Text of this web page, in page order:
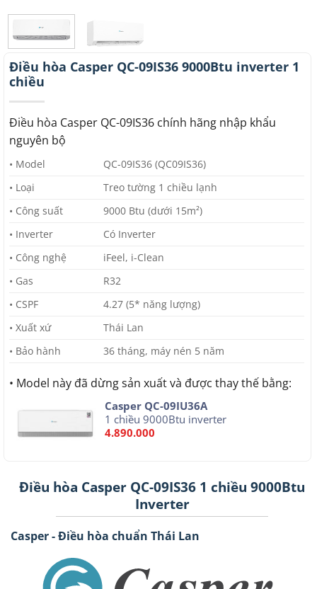
Điều hòa Casper QC-09IS36 9000Btu inverter 1
chiều
Điều hòa Casper QC-09IS36 chính hãng nhập khẩu
nguyên bộ
• Model
QC-09IS36 (QC09IS36)
• Loại
Treo tường 1 chiều lạnh
• Công suất
9000 Btu (dưới 15m²)
• Inverter
Có Inverter
• Công nghệ
iFeel, i-Clean
• Gas
R32
• CSPF
4.27 (5* năng lượng)
• Xuất xứ
Thái Lan
• Bảo hành
36 tháng, máy nén 5 năm
• Model này đã dừng sản xuất và được thay thế bằng:
Casper QC-09IU36A
1 chiều 9000Btu inverter
4.890.000
Điều hòa Casper QC-09IS36 1 chiều 9000Btu
Inverter
Casper - Điều hòa chuẩn Thái Lan